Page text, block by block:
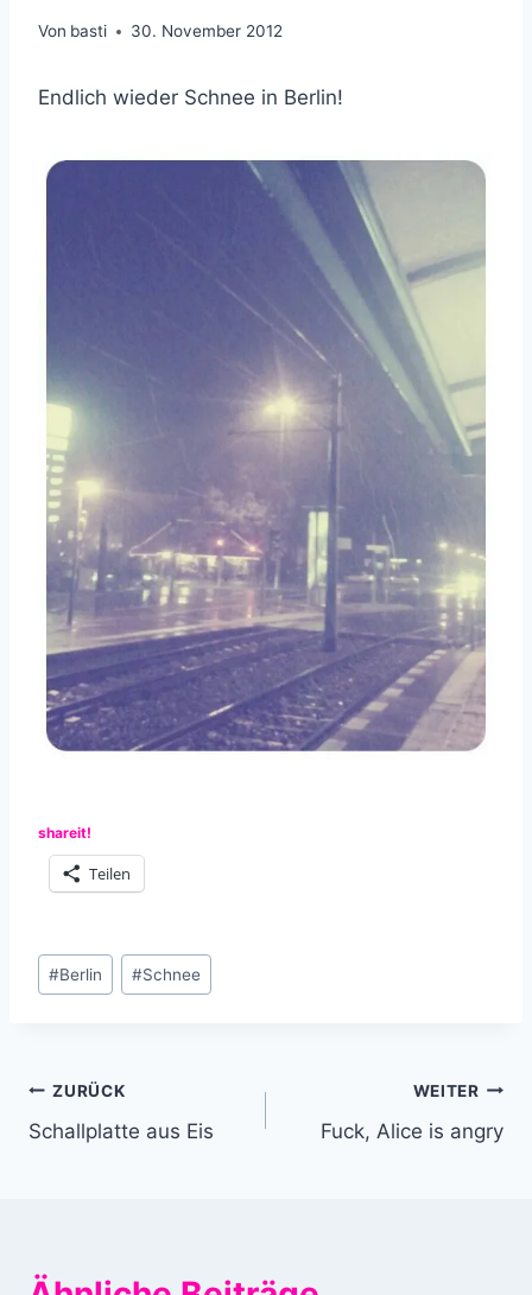
Von basti 30. November 2012
Endlich wieder Schnee in Berlin!
shareit!
Teilen
Schlagworte:
#Berlin #Schnee
Beitragsnavigation
ZURÜCK
Schallplatte aus Eis
WEITER
Fuck, Alice is angry